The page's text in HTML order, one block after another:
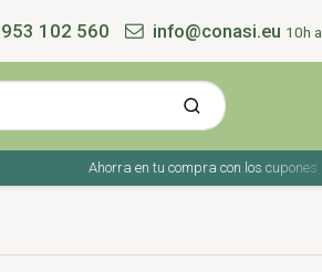
953 102 560 info@conasi.eu 10h
Ahorra en tu compra con los cupones de